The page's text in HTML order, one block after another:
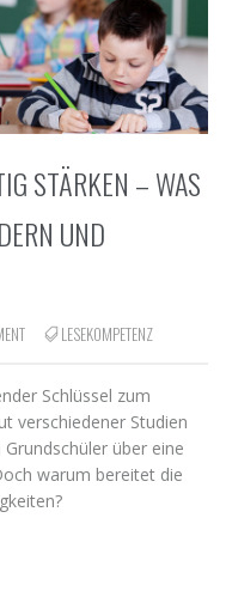
STÄRKEN – WAS
UND
LESEKOMPETENZ
Schlüssel zum
verschiedener Studien
über eine
warum bereitet die